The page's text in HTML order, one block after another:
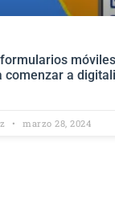
comenzar a
marzo 28, 2024